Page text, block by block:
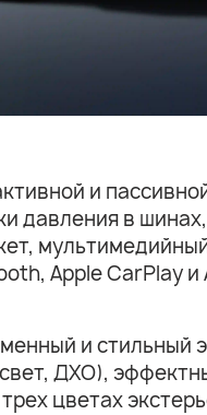
и
давления в
Apple CarPlay
и стильный
ДХО),
цветах